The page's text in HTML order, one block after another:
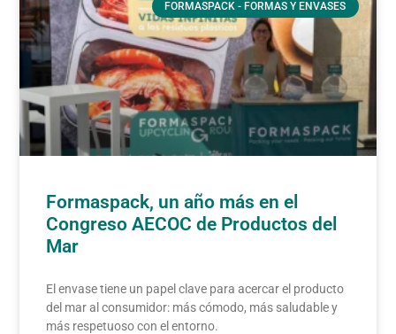
FORMASPACK - FORMAS Y ENVASES
Formaspack, un año más en el
Congreso AECOC de Productos del
Mar
El envase tiene un papel clave para acercar el producto
del mar al consumidor: más cómodo, más saludable y
más respetuoso con el entorno.